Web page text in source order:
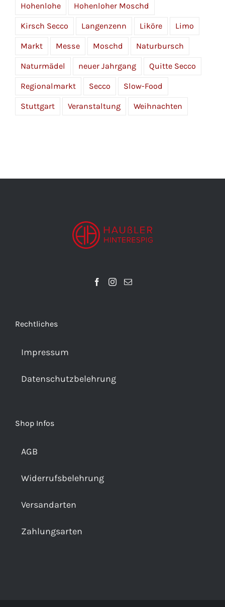
Hohenlohe Hohenloher Moschd
Kirsch Secco Langenzenn Liköre Limo
Markt Messe Moschd Naturbursch
Naturmädel neuer Jahrgang Quitte Secco
Regionalmarkt Secco Slow-Food
Stuttgart Veranstaltung Weihnachten
Rechtliches
Impressum
Datenschutzbelehrung
Shop Infos
AGB
Widerrufsbelehrung
Versandarten
Zahlungsarten